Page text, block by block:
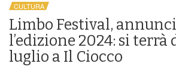
CULTURA
Limbo Festival,
l’edizione 2024: si terrà
luglio a Il Ciocco